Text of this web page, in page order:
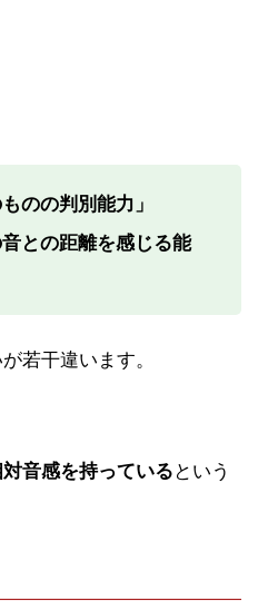
のの判別能力」
との距離を感じる能
若干違います。
音感を持っている という